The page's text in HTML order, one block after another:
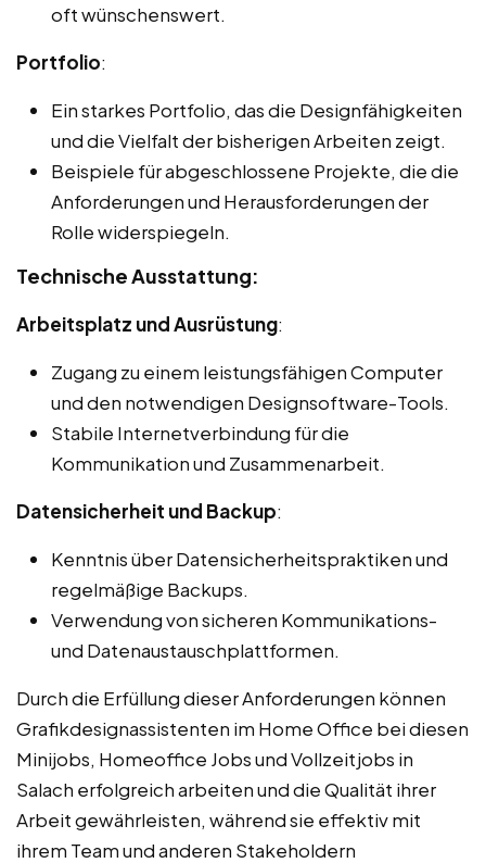
oft wünschenswert.
Portfolio:
Ein starkes Portfolio, das die Designfähigkeiten
und die Vielfalt der bisherigen Arbeiten zeigt.
Beispiele für abgeschlossene Projekte, die die
Anforderungen und Herausforderungen der
Rolle widerspiegeln.
Technische Ausstattung:
Arbeitsplatz und Ausrüstung:
Zugang zu einem leistungsfähigen Computer
und den notwendigen Designsoftware-Tools.
Stabile Internetverbindung für die
Kommunikation und Zusammenarbeit.
Datensicherheit und Backup:
Kenntnis über Datensicherheitspraktiken und
regelmäßige Backups.
Verwendung von sicheren Kommunikations-
und Datenaustauschplattformen.
Durch die Erfüllung dieser Anforderungen können
Grafikdesignassistenten im Home Office bei diesen
Minijobs, Homeoffice Jobs und Vollzeitjobs in
Salach erfolgreich arbeiten und die Qualität ihrer
Arbeit gewährleisten, während sie effektiv mit
ihrem Team und anderen Stakeholdern